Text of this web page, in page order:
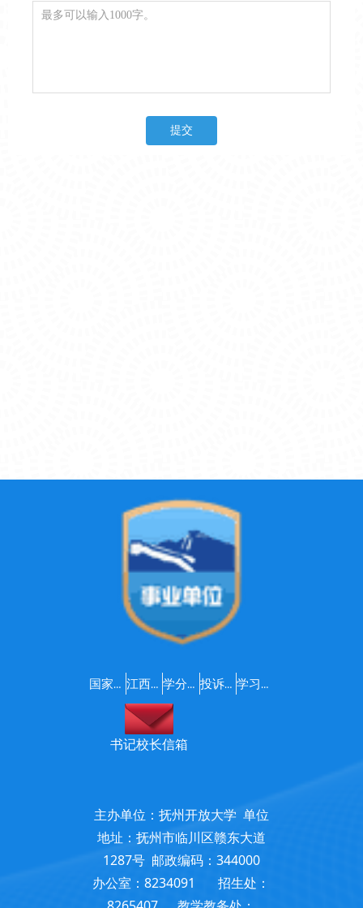
提交
主办单位：抚州开放大学 单位
地址：抚州市临川区赣东大道
1287号 邮政编码：344000
办公室：8234091 招生处：
国家开放大学 江西开放大学 学分银行 投诉建议 学习支持服务咨询
书记校长信箱